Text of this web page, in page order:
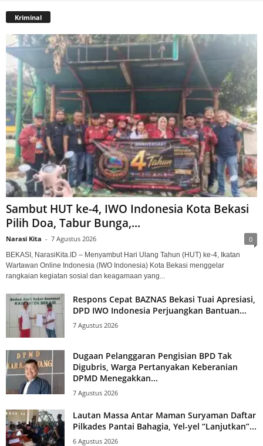
Kriminal
Sambut HUT ke-4, IWO Indonesia Kota Bekasi
Pilih Doa, Tabur Bunga,...
Narasi Kita - 7 Agustus 2026 0
BEKASI, NarasiKita.ID – Menyambut Hari Ulang Tahun (HUT) ke-4, Ikatan
Wartawan Online Indonesia (IWO Indonesia) Kota Bekasi menggelar
rangkaian kegiatan sosial dan keagamaan yang...
Respons Cepat BAZNAS Bekasi Tuai Apresiasi,
DPD IWO Indonesia Perjuangkan Bantuan...
7 Agustus 2026
Dugaan Pelanggaran Pengisian BPD Tak
Digubris, Warga Pertanyakan Keberanian
DPMD Menegakkan...
7 Agustus 2026
Lautan Massa Antar Maman Suryaman Daftar
Pilkades Pantai Bahagia, Yel-yel “Lanjutkan”...
6 Agustus 2026